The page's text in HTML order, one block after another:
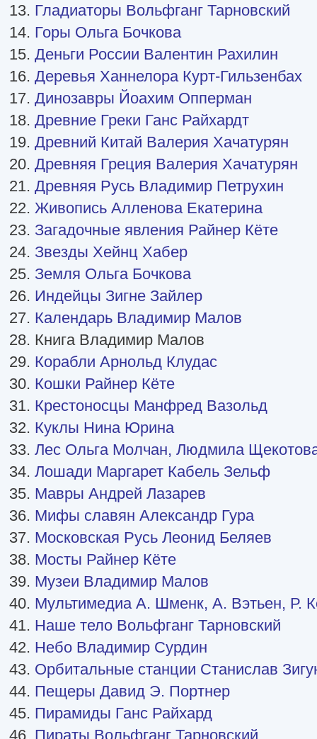
13. Гладиаторы Вольфганг Тарновский
14. Горы Ольга Бочкова
15. Деньги России Валентин Рахилин
16. Деревья Ханнелора Курт-Гильзенбах
17. Динозавры Йоахим Опперман
18. Древние Греки Ганс Райхардт
19. Древний Китай Валерия Хачатурян
20. Древняя Греция Валерия Хачатурян
21. Древняя Русь Владимир Петрухин
22. Живопись Алленова Екатерина
23. Загадочные явления Райнер Кёте
24. Звезды Хейнц Хабер
25. Земля Ольга Бочкова
26. Индейцы Зигне Зайлер
27. Календарь Владимир Малов
28. Книга Владимир Малов
29. Корабли Арнольд Клудас
30. Кошки Райнер Кёте
31. Крестоносцы Манфред Вазольд
32. Куклы Нина Юрина
33. Лес Ольга Молчан, Людмила
34. Лошади Маргарет Кабель Зельф
35. Мавры Андрей Лазарев
36. Мифы славян Александр Гура
37. Московская Русь Леонид Беляев
38. Мосты Райнер Кёте
39. Музеи Владимир Малов
40. Мультимедиа А. Шменк, А. Вэтьен, Р.
41. Наше тело Вольфганг Тарновский
42. Небо Владимир Сурдин
43. Орбитальные станции Станислав
44. Пещеры Давид Э. Портнер
45. Пирамиды Ганс Райхард
46. Пираты Вольфганг Тарновский